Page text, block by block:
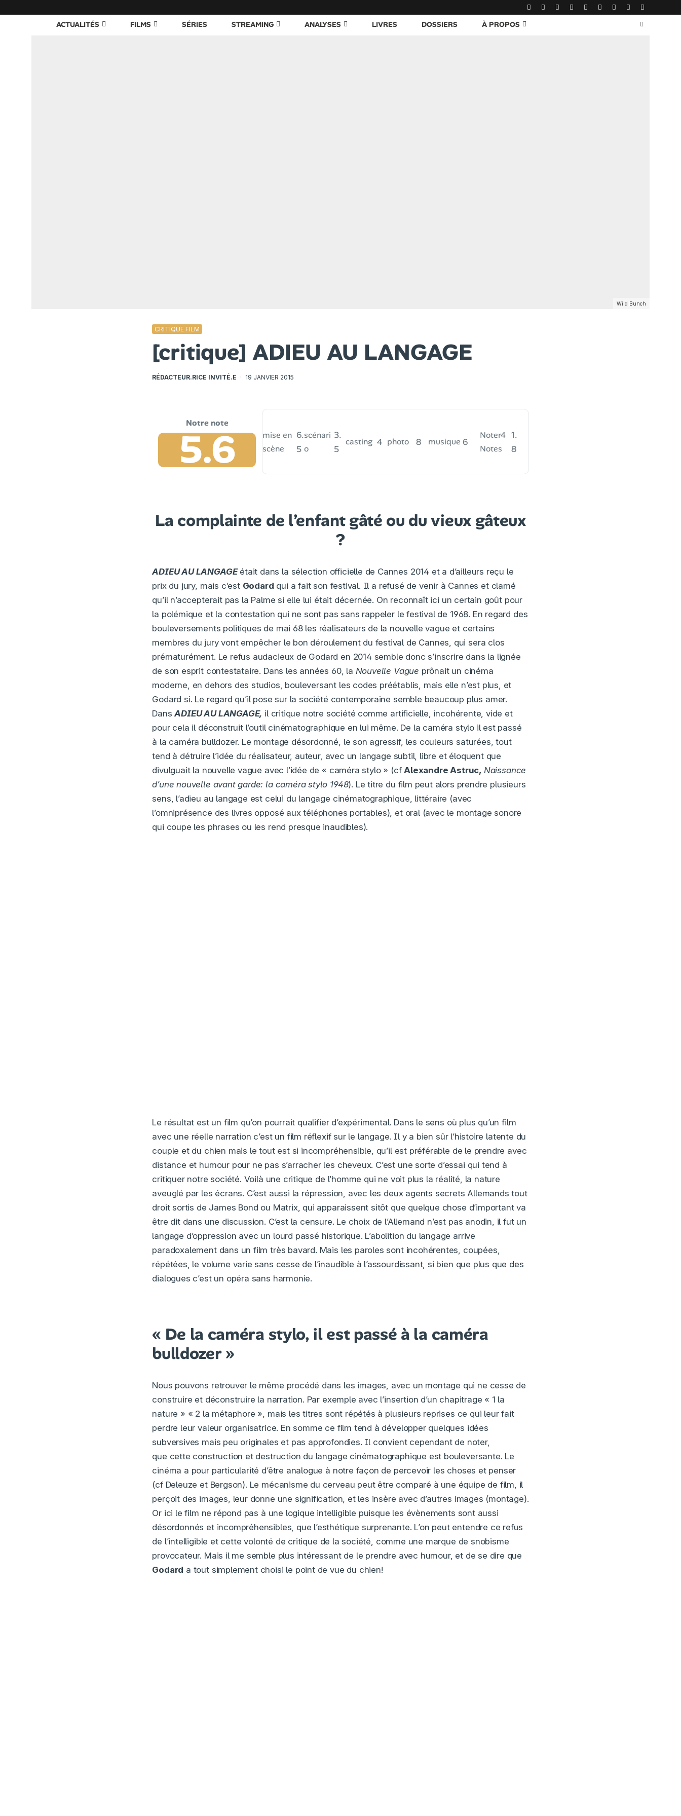
ACTUALITÉS FILMS SÉRIES STREAMING ANALYSES LIVRES DOSSIERS À PROPOS
Wild Bunch
CRITIQUE FILM
[critique] ADIEU AU LANGAGE
RÉDACTEUR.RICE INVITÉ.E · 19 JANVIER 2015
mise en
scène
6.
5
scénari
o
3.
5
casting 4 photo 8 musique 6
Noter4
Notes
1.
8
5.6
La complainte de l’enfant gâté ou du vieux gâteux
?
ADIEU AU LANGAGEétait dans la sélection officielle de Cannes 2014 et a d’ailleurs reçu le
prix du jury, mais c’est Godard qui a fait son festival. Il a refusé de venir à Cannes et clamé
qu’il n’accepterait pas la Palme si elle lui était décernée. On reconnaît ici un certain goût pour
la polémique et la contestation qui ne sont pas sans rappeler le festival de 1968. En regard des
bouleversements politiques de mai 68 les réalisateurs de la nouvelle vague et certains
membres du jury vont empêcher le bon déroulement du festival de Cannes, qui sera clos
prématurément. Le refus audacieux de Godard en 2014 semble donc s’inscrire dans la lignée
de son esprit contestataire. Dans les années 60, la Nouvelle Vague prônait un cinéma
moderne, en dehors des studios, bouleversant les codes préétablis, mais elle n’est plus, et
Godard si. Le regard qu’il pose sur la société contemporaine semble beaucoup plus amer.
DansADIEU AU LANGAGE, il critique notre société comme artificielle, incohérente, vide et
pour cela il déconstruit l’outil cinématographique en lui même. De la caméra stylo il est passé
à la caméra bulldozer. Le montage désordonné, le son agressif, les couleurs saturées, tout
tend à détruire l’idée du réalisateur, auteur, avec un langage subtil, libre et éloquent que
divulguait la nouvelle vague avec l’idée de « caméra stylo » (cfAlexandre Astruc, Naissance
d’une nouvelle avant garde: la caméra stylo 1948). Le titre du film peut alors prendre plusieurs
sens, l’adieu au langage est celui du langage cinématographique, littéraire (avec
l’omniprésence des livres opposé aux téléphones portables), et oral (avec le montage sonore
qui coupe les phrases ou les rend presque inaudibles).
Le résultat est un film qu’on pourrait qualifier d’expérimental. Dans le sens où plus qu’un film
avec une réelle narration c’est un film réflexif sur le langage. Il y a bien sûr l’histoire latente du
couple et du chien mais le tout est si incompréhensible, qu’il est préférable de le prendre avec
distance et humour pour ne pas s’arracher les cheveux. C’est une sorte d’essai qui tend à
critiquer notre société. Voilà une critique de l’homme qui ne voit plus la réalité, la nature
aveuglé par les écrans. C’est aussi la répression, avec les deux agents secrets Allemands tout
droit sortis de James Bond ou Matrix, qui apparaissent sitôt que quelque chose d’important va
être dit dans une discussion. C’est la censure. Le choix de l’Allemand n’est pas anodin, il fut un
langage d’oppression avec un lourd passé historique. L’abolition du langage arrive
paradoxalement dans un film très bavard. Mais les paroles sont incohérentes, coupées,
répétées, le volume varie sans cesse de l’inaudible à l’assourdissant, si bien que plus que des
dialogues c’est un opéra sans harmonie.
« De la caméra stylo, il est passé à la caméra
bulldozer »
Nous pouvons retrouver le même procédé dans les images, avec un montage qui ne cesse de
construire et déconstruire la narration. Par exemple avec l’insertion d’un chapitrage « 1 la
nature » « 2 la métaphore », mais les titres sont répétés à plusieurs reprises ce qui leur fait
perdre leur valeur organisatrice. En somme ce film tend à développer quelques idées
subversives mais peu originales et pas approfondies. Il convient cependant de noter,
que cette construction et destruction du langage cinématographique est bouleversante. Le
cinéma a pour particularité d’être analogue à notre façon de percevoir les choses et penser
(cf Deleuze et Bergson). Le mécanisme du cerveau peut être comparé à une équipe de film, il
perçoit des images, leur donne une signification, et les insère avec d’autres images (montage).
Or ici le film ne répond pas à une logique intelligible puisque les évènements sont aussi
désordonnés et incompréhensibles, que l’esthétique surprenante. L’on peut entendre ce refus
de l’intelligible et cette volonté de critique de la société, comme une marque de snobisme
provocateur. Mais il me semble plus intéressant de le prendre avec humour, et de se dire que
Godard a tout simplement choisi le point de vue du chien!